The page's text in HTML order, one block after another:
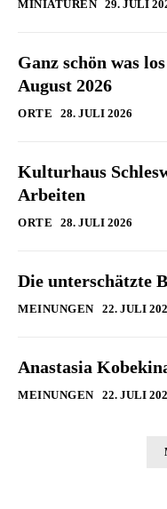
MINIATUREN 29. JULI
Ganz schön was
August 2026
ORTE 28. JULI 2026
Kulturhaus
Arbeiten
ORTE 28. JULI 2026
Die unterschätzte
MEINUNGEN 22. JULI
Anastasia
MEINUNGEN 22. JULI